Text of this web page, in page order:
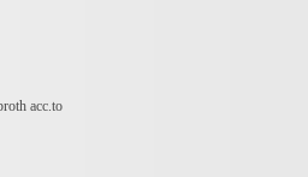
acc.to